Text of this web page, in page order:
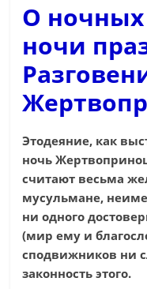
О
ночи
Этодеяние, как
ночь
считают весьма
мусульмане,
ни одного
(мир ему и
сподвижников ни
законность этого.